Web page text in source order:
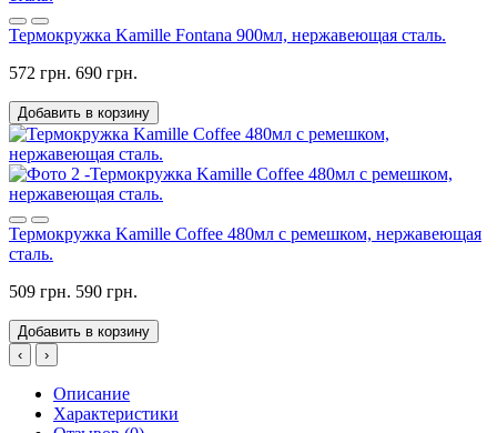
Термокружка Kamille Fontana 900мл, нержавеющая сталь.
572 грн. 690 грн.
Добавить в корзину
Термокружка Kamille Coffee 480мл с ремешком, нержавеющая
сталь.
509 грн. 590 грн.
Добавить в корзину
‹
›
Описание
Характеристики